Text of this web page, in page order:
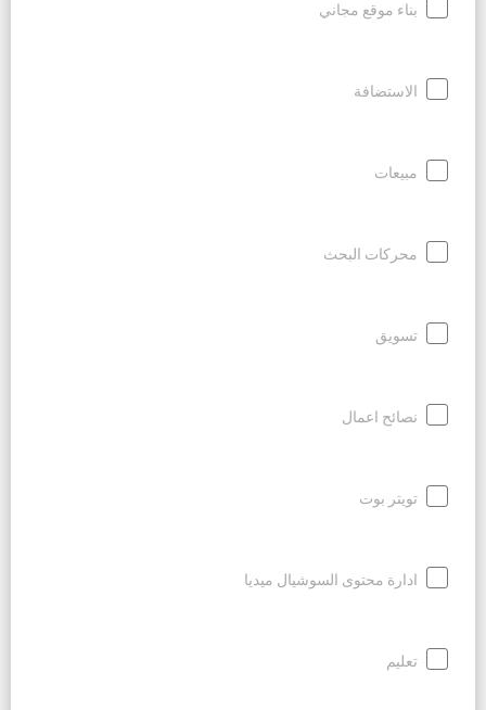
بناء موقع مجاني
الاستضافة
مبيعات
محركات البحث
تسويق
نصائح اعمال
تويتر بوت
ادارة محتوى السوشيال ميديا
تعليم